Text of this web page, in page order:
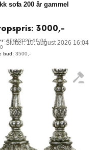
Slutter: 10. august 2026 16:04
sofa 200 år gammel
3000,-
10/8/2026 16:04
0
3500,-